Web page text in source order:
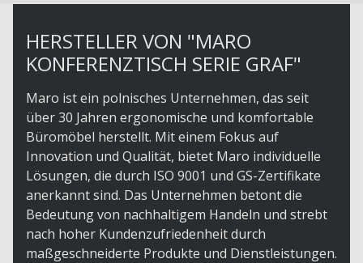
HERSTELLER VON "MARO
KONFERENZTISCH SERIE GRAF"
Maro ist ein polnisches Unternehmen, das seit
über 30 Jahren ergonomische und komfortable
Büromöbel herstellt. Mit einem Fokus auf
Innovation und Qualität, bietet Maro individuelle
Lösungen, die durch ISO 9001 und GS-Zertifikate
anerkannt sind. Das Unternehmen betont die
Bedeutung von nachhaltigem Handeln und strebt
nach hoher Kundenzufriedenheit durch
maßgeschneiderte Produkte und Dienstleistungen.